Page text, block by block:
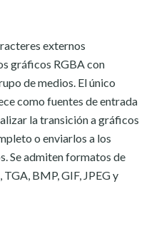
externos
gráficos RGBA con
de medios. El único
como fuentes de entrada
la transición a gráficos
o enviarlos a los
Se admiten formatos de
BMP, GIF, JPEG y